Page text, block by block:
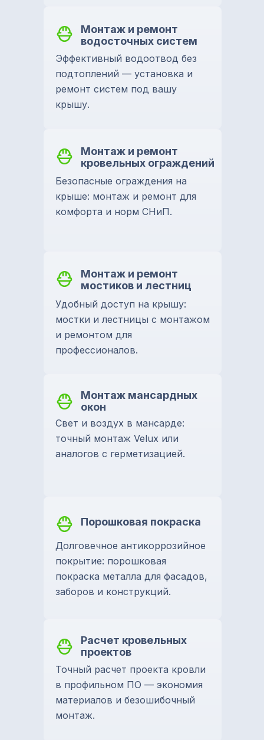
Монтаж и ремонт
водосточных систем
Эффективный водоотвод без
подтоплений — установка и
ремонт систем под вашу
крышу.
Монтаж и ремонт
кровельных ограждений
Безопасные ограждения на
крыше: монтаж и ремонт для
комфорта и норм СНиП.
Монтаж и ремонт
мостиков и лестниц
Удобный доступ на крышу:
мостки и лестницы с монтажом
и ремонтом для
профессионалов.
Монтаж мансардных
окон
Свет и воздух в мансарде:
точный монтаж Velux или
аналогов с герметизацией.
Порошковая покраска
Долговечное антикоррозийное
покрытие: порошковая
покраска металла для фасадов,
заборов и конструкций.
Расчет кровельных
проектов
Точный расчет проекта кровли
в профильном ПО — экономия
материалов и безошибочный
монтаж.